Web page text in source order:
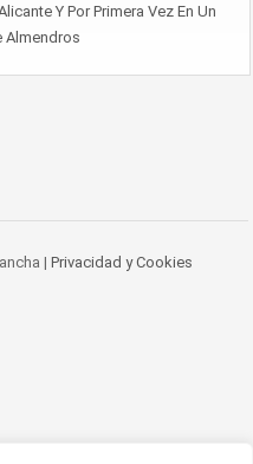
Y Por Primera Vez En Un
Almendros
| Privacidad y Cookies